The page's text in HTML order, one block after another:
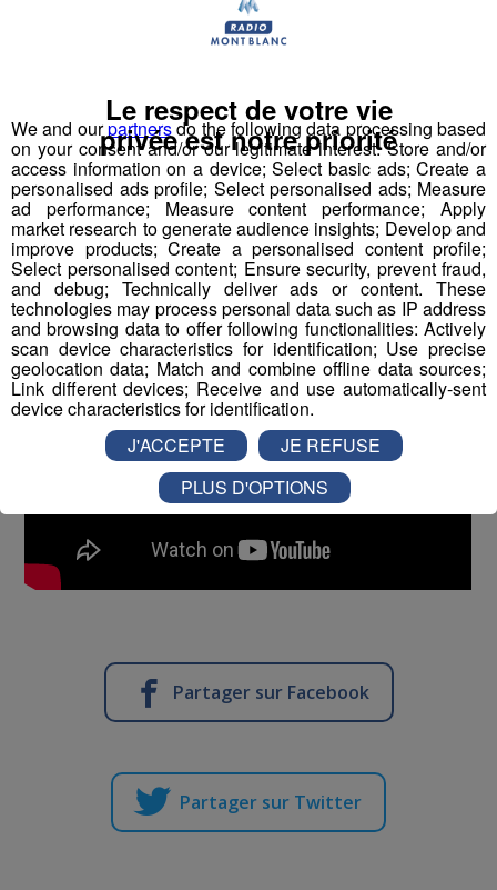
Passy, était notre invitée dans #CestQuoiVotreTruc pour
nous parler de son parcours, ses envies et sa
C'est Quoi Votre Truc ? A retrouver chaque mardi sur
#RadioMontBlanc 📻
Partager sur Facebook
Partager sur Twitter
We and ourpartnersdo the following data processing based
on your consent and/or our legitimate interest: Store and/or
access information on a device; Select basic ads; Create a
personalised ads profile; Select personalised ads; Measure
ad performance; Measure content performance; Apply
market research to generate audience insights; Develop and
improve products; Create a personalised content profile;
Select personalised content; Ensure security, prevent fraud,
and debug; Technically deliver ads or content. These
technologies may process personal data such as IP address
and browsing data to offer following functionalities: Actively
scan device characteristics for identification; Use precise
geolocation data; Match and combine offline data sources;
Link different devices; Receive and use automatically-sent
device characteristics for identification.
Le respect de votre vie
privée est notre priorité
J'ACCEPTE
JE REFUSE
PLUS D'OPTIONS